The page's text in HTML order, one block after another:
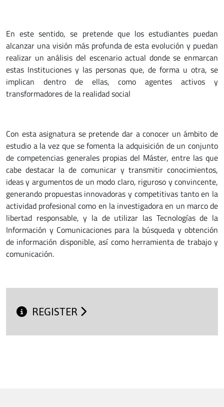
En este sentido, se pretende que los estudiantes puedan
alcanzar una visión más profunda de esta evolución y puedan
realizar un análisis del escenario actual donde se enmarcan
estas Instituciones y las personas que, de forma u otra, se
implican dentro de ellas, como agentes activos y
transformadores de la realidad social
Con esta asignatura se pretende dar a conocer un ámbito de
estudio a la vez que se fomenta la adquisición de un conjunto
de competencias generales propias del Máster, entre las que
cabe destacar la de comunicar y transmitir conocimientos,
ideas y argumentos de un modo claro, riguroso y convincente,
generando propuestas innovadoras y competitivas tanto en la
actividad profesional como en la investigadora en un marco de
libertad responsable, y la de utilizar las Tecnologías de la
Información y Comunicaciones para la búsqueda y obtención
de información disponible, así como herramienta de trabajo y
comunicación.
REGISTER